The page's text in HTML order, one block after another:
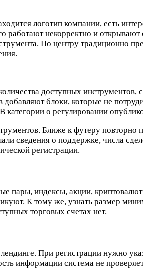
логотип компании, есть
работают некорректно и
По центру традиционно
доступных
блоки, которые не
о регулировании
Ближе к футеру
сведения о поддержке, числа
регистрации.
индексы, акции,
К тому же, узнать размер
торговых счетах нет.
При регистрации нужно
информации система не